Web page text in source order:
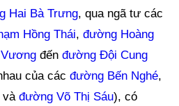
Hai Bà Trưng, qua ngã tư các
Hồng Thái,đường Hoàng
đếnđường Đội Cung
của cácđường Bến Nghé,
vàđường Võ Thị Sáu), có